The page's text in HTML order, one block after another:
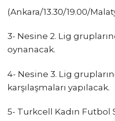
(Ankara/13.30/19.00/
3- Nesine 2. Lig
oynanacak.
4- Nesine 3. Lig
karşılaşmaları yapılacak.
5- Turkcell Kadın Futbol